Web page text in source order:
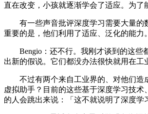
直在改变，小孩就逐渐学会了适应。为了
有一些声音批评深度学习需要大量的数
重要的是，他们利用了适应、泛化的能力。
Bengio：还不行。我刚才谈到的这些都
出新的假说。它们都没办法很快就用在工
不过有两个来自工业界的、对他们造成
虚拟助手？目前的这些基于深度学习技
的人会跳出来说：「这不就说明了深度学